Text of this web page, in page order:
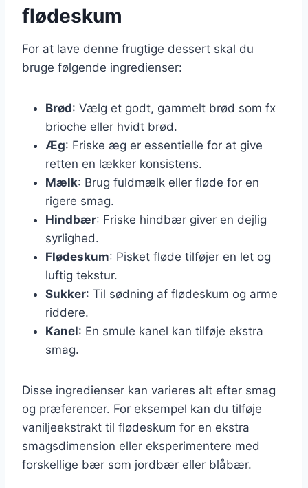
flødeskum
For at lave denne frugtige dessert skal du
bruge følgende ingredienser:
Brød: Vælg et godt, gammelt brød som fx
brioche eller hvidt brød.
Æg: Friske æg er essentielle for at give
retten en lækker konsistens.
Mælk: Brug fuldmælk eller fløde for en
rigere smag.
Hindbær: Friske hindbær giver en dejlig
syrlighed.
Flødeskum: Pisket fløde tilføjer en let og
luftig tekstur.
Sukker: Til sødning af flødeskum og arme
riddere.
Kanel: En smule kanel kan tilføje ekstra
smag.
Disse ingredienser kan varieres alt efter smag
og præferencer. For eksempel kan du tilføje
vaniljeekstrakt til flødeskum for en ekstra
smagsdimension eller eksperimentere med
forskellige bær som jordbær eller blåbær.